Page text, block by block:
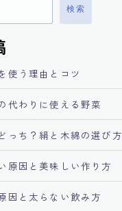
検索
使う理由とコツ
代わりに使える野菜
っち？絹と木綿の選び方
原因と美味しい作り方
因と太らない飲み方